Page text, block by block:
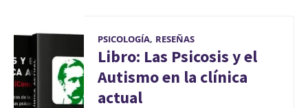
PSICOLOGÍA, RESEÑAS
Libro: Las Psicosis y el
Autismo en la clínica
actual